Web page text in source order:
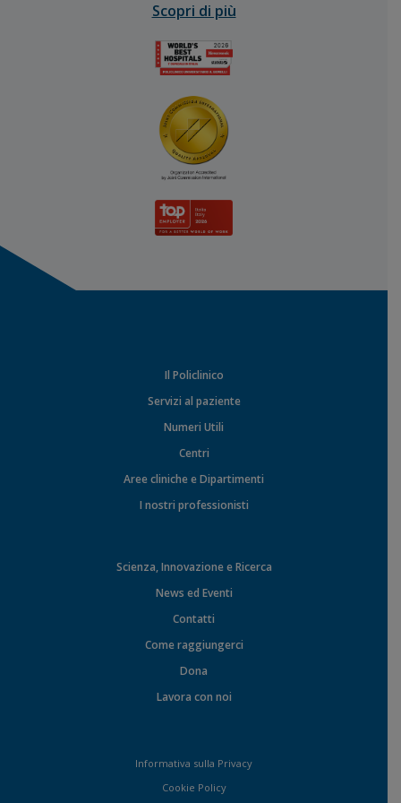
Scopri di più
Il Policlinico
Servizi al paziente
Numeri Utili
Centri
Aree cliniche e Dipartimenti
I nostri professionisti
Scienza, Innovazione e Ricerca
News ed Eventi
Contatti
Come raggiungerci
Dona
Lavora con noi
Informativa sulla Privacy
Cookie Policy